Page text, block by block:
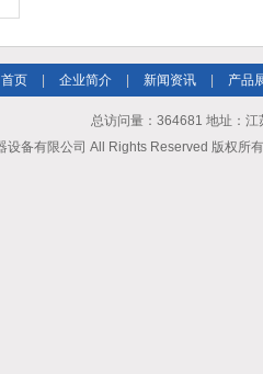
首页 企业简介 新闻资讯 产品
总访问量：364681 地址：
设备有限公司 All Rights Reserved 版权所